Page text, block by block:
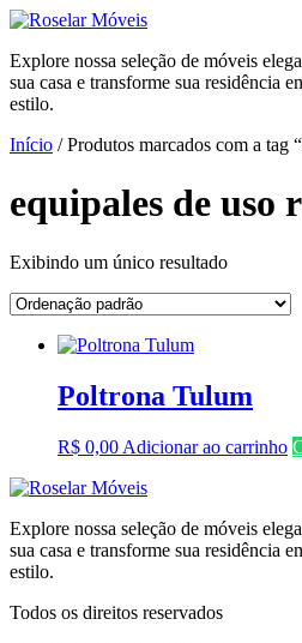
Ir
o
conteúdo
Explore nossa seleção de móveis
sua casa e transforme sua residência
estilo.
Início / Produtos marcados com a tag
equipales de uso
Exibindo um único resultado
Poltrona Tulum
R$ 0,00 Adicionar ao carrinho
Explore nossa seleção de móveis
sua casa e transforme sua residência
estilo.
Todos os direitos reservados